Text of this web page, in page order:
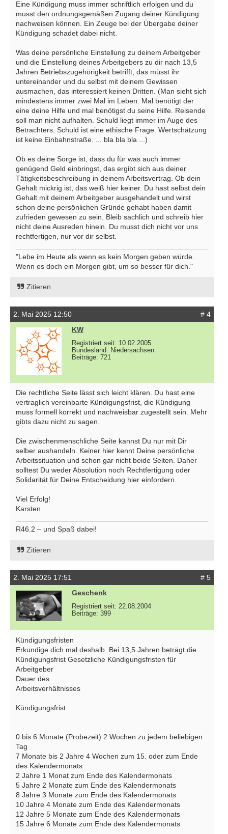
Eine Kündigung muss immer schriftlich erfolgen und du
musst den ordnungsgemäßen Zugang deiner Kündigung
nachweisen können. Ein Zeuge bei der Übergabe deiner
Kündigung schadet dabei nicht.
Was deine persönliche Einstellung zu deinem Arbeitgeber
und die Einstellung deines Arbeitgebers zu dir nach 13,5
Jahren Betriebszugehörigkeit betrifft, das müsst ihr
untereinander und du selbst mit deinem Gewissen
ausmachen, das interessiert keinen Dritten. (Man sieht sich
mindestens immer zwei Mal im Leben. Mal benötigt der
eine deine Hilfe und mal benötigst du seine Hilfe. Reisende
soll man nicht aufhalten. Schuld liegt immer im Auge des
Betrachters. Schuld ist eine ethische Frage. Wertschätzung
ist keine Einbahnstraße. ... bla bla bla ...)
Ob es deine Sorge ist, dass du für was auch immer
genügend Geld einbringst, das ergibt sich aus deiner
Tätigkeitsbeschreibung in deinem Arbeitsvertrag. Ob dein
Gehalt mickrig ist, das weiß hier keiner. Du hast selbst dein
Gehalt mit deinem Arbeitgeber ausgehandelt und wirst
schon deine persönlichen Gründe gehabt haben damit
zufrieden gewesen zu sein. Bleib sachlich und schreib hier
nicht deine Ausreden hinein. Du musst dich nicht vor uns
rechtfertigen, nur vor dir selbst.
"Lebe im Heute als wenn es kein Morgen geben würde.
Wenn es doch ein Morgen gibt, um so besser für dich."
Zitieren
2. Mai 2025 12:50
# 4
KW
Registriert seit: 10.02.2005
Bundesland: Niedersachsen
Beiträge: 721
Die rechtliche Seite lässt sich leicht klären. Du hast eine
vertraglich vereinbarte Kündigungsfrist, die Kündigung
muss formell korrekt und nachweisbar zugestellt sein. Mehr
gibts dazu nicht zu sagen.
Die zwischenmenschliche Seite kannst Du nur mit Dir
selber aushandeln. Keiner hier kennt Deine persönliche
Arbeitssituation und schon gar nicht beide Seiten. Daher
solltest Du weder Absolution noch Rechtfertigung oder
Solidarität für Deine Entscheidung hier einfordern.
Viel Erfolg!
Karsten
R46.2 – und Spaß dabei!
Zitieren
2. Mai 2025 17:51
# 5
Geschenk
Registriert seit: 22.08.2004
Beiträge: 399
Kündigungsfristen
Erkundige dich mal deshalb. Bei 13,5 Jahren beträgt die
Kündigungsfrist Gesetzliche Kündigungsfristen für
Arbeitgeber
Dauer des
Arbeitsverhältnisses
Kündigungsfrist
0 bis 6 Monate (Probezeit) 2 Wochen zu jedem beliebigen
Tag
7 Monate bis 2 Jahre 4 Wochen zum 15. oder zum Ende
des Kalendermonats
2 Jahre 1 Monat zum Ende des Kalendermonats
5 Jahre 2 Monate zum Ende des Kalendermonats
8 Jahre 3 Monate zum Ende des Kalendermonats
10 Jahre 4 Monate zum Ende des Kalendermonats
12 Jahre 5 Monate zum Ende des Kalendermonats
15 Jahre 6 Monate zum Ende des Kalendermonats